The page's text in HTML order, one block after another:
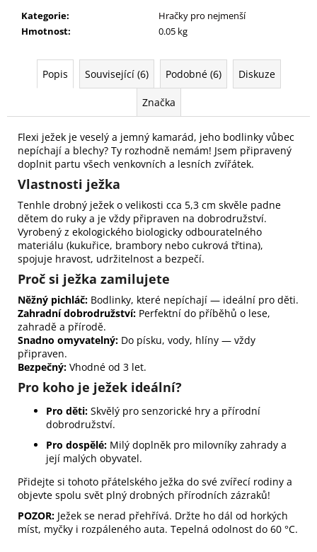
Kategorie:
Hračky pro nejmenší
Hmotnost: 0.05 kg
Popis Související (6) Podobné (6) Diskuze
Značka
Flexi ježek je veselý a jemný kamarád, jeho bodlinky vůbec
nepíchají a blechy? Ty rozhodně nemám! Jsem připravený
doplnit partu všech venkovních a lesních zvířátek.
Vlastnosti ježka
Tenhle drobný ježek o velikosti cca 5,3 cm skvěle padne
dětem do ruky a je vždy připraven na dobrodružství.
Vyrobený z ekologického biologicky odbouratelného
materiálu (kukuřice, brambory nebo cukrová třtina),
spojuje hravost, udržitelnost a bezpečí.
Proč si ježka zamilujete
Něžný pichláč: Bodlinky, které nepíchají — ideální pro děti.
Zahradní dobrodružství: Perfektní do příběhů o lese,
zahradě a přírodě.
Snadno omyvatelný: Do písku, vody, hlíny — vždy
připraven.
Bezpečný: Vhodné od 3 let.
Pro koho je ježek ideální?
Pro děti: Skvělý pro senzorické hry a přírodní
dobrodružství.
Pro dospělé: Milý doplněk pro milovníky zahrady a
její malých obyvatel.
Přidejte si tohoto přátelského ježka do své zvířecí rodiny a
objevte spolu svět plný drobných přírodních zázraků!
POZOR: Ježek se nerad přehřívá. Držte ho dál od horkých
míst, myčky i rozpáleného auta. Tepelná odolnost do 60 °C.
OČKOVACÍ
PRŮKAZ
MEDVĚD